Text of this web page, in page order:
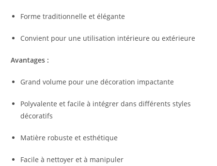
Forme traditionnelle et élégante
Convient pour une utilisation intérieure ou extérieure
Avantages :
Grand volume pour une décoration impactante
Polyvalente et facile à intégrer dans différents styles
décoratifs
Matière robuste et esthétique
Facile à nettoyer et à manipuler